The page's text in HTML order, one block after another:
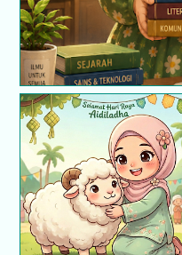
Salam Aidiladha